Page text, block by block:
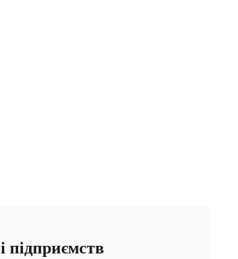
підприємств